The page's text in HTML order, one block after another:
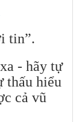
tin”.
- hãy tự
thấu hiểu
cả vũ